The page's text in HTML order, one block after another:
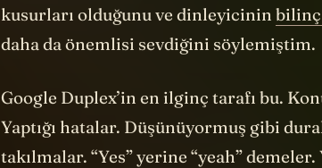
kusurları olduğunu ve dinleyicinin
daha da önemlisi sevdiğini söylemiştim.
Google Duplex’in en ilginç tarafı bu.
Yaptığı hatalar. Düşünüyormuş gibi
takılmalar. “Yes” yerine “yeah”